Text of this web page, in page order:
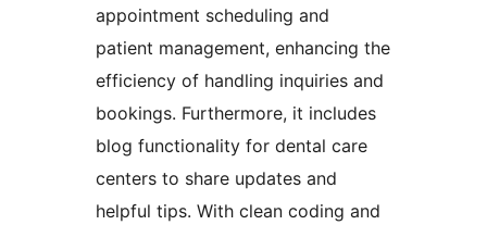
appointment scheduling and
patient management, enhancing the
efficiency of handling inquiries and
bookings. Furthermore, it includes
blog functionality for dental care
centers to share updates and
helpful tips. With clean coding and